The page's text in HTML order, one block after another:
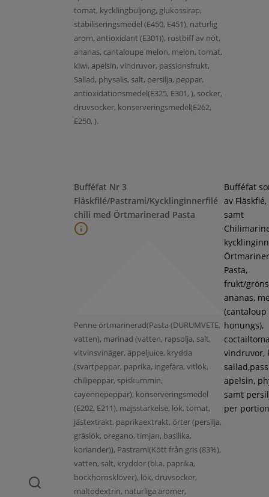
tomat, kycklingbuljong, glukossirap,
stabiliseringsmedel (E450, E451), naturlig
arom, antioxidant (E301)), rostbiff av nöt,
ananas, cantaloupe melon, melon, tomat,
kiwi, apelsin, vindruvor, passionsfrukt,
Sallad, physalis, salt, persilja, peppar,
antioxidationsmedel(E325, E301, ), socker,
druvsocker, konserveringsmedel(E262,
E250, ).
Bufféfat Nr 3
Fläskfilé/Pastrami/Kycklinginnerfilé
chili med Örtmarinerad Pasta
Penne örtmarinerad(Pasta (DURUMVETE,
vatten), marinad (vatten, rapsolja, salt,
vitvinsvinäger, äppeljuice, krydda
(svartpeppar, paprika, ingefära, vitlök,
chilipeppar, spiskummin,
cayennepeppar), konserveringsmedel
(E202, E211), majsstärkelse, lök, tomat,
jästextrakt, paprikaextrakt, örter (persilja,
gräslök, oregano, timjan, basilika,
koriander)), Pastrami(Kött från gris (83%),
vatten, salt, kryddor (bl.a. paprika,
bockhornsklöver), lök, druvsocker,
maltodextrin, naturliga aromer,
Bufféfat
av
samt
Pasta,
frukt/
ananas,
(cantaloup
honungs),
vindruvor,
apelsin,
samt
per